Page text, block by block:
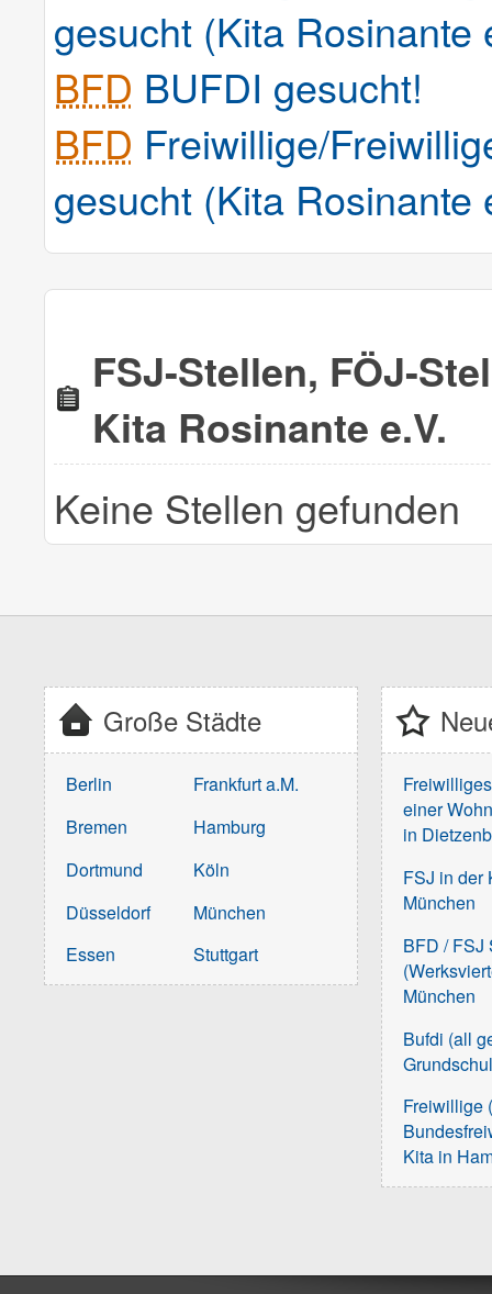
gesucht (Kita Rosinante
BFD BUFDI gesucht!
BFD Freiwillige/
gesucht (Kita Rosinante
FSJ-Stellen, FÖJ-
Kita Rosinante e.V.
Keine Stellen gefunden
Große Städte
Berlin
Bremen
Dortmund
Düsseldorf
Essen
Frankfurt a.M.
Hamburg
Köln
München
Stuttgart
einer
in
FSJ in der
München
BFD / FSJ
München
Bufdi (all
Freiwillige
Kita in